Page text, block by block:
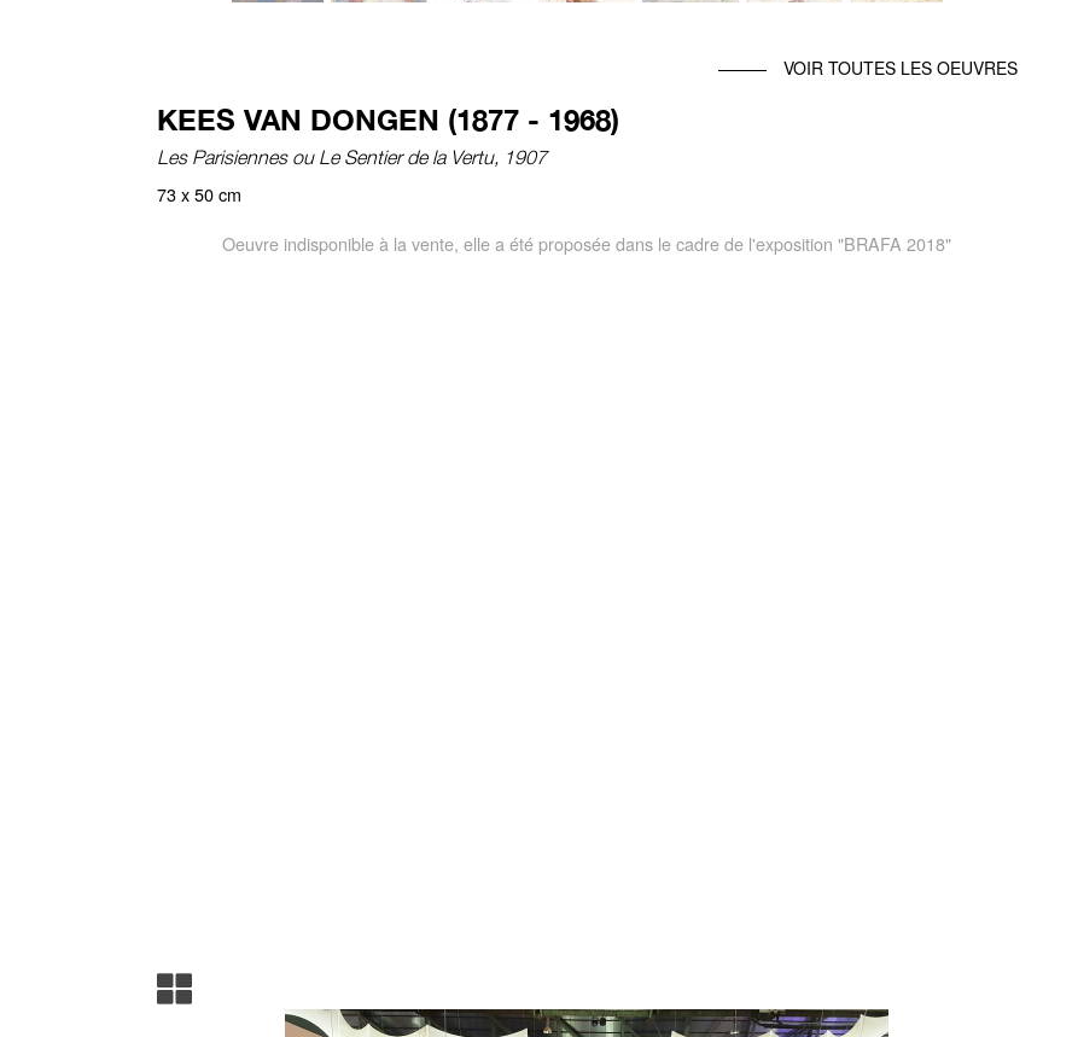
VOIR TOUTES LES OEUVRES
KEES VAN DONGEN (1877 - 1968)
Les Parisiennes ou Le Sentier de la Vertu, 1907
73 x 50 cm
Oeuvre indisponible à la vente, elle a été proposée dans le cadre de l'exposition "BRAFA 2018"